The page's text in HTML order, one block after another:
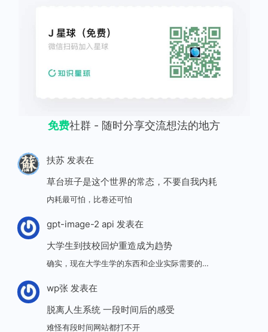
免费社群 - 随时分享交流想法的地方
扶苏发表在
草台班子是这个世界的常态，不要自我内耗
内耗最可怕，比卷还可怕
gpt-image-2 api 发表在
大学生到技校回炉重造成为趋势
确实，现在大学生学的东西和企业实际需要的…
wp张发表在
脱离人生系统 一段时间后的感受
难怪有段时间网站都打不开